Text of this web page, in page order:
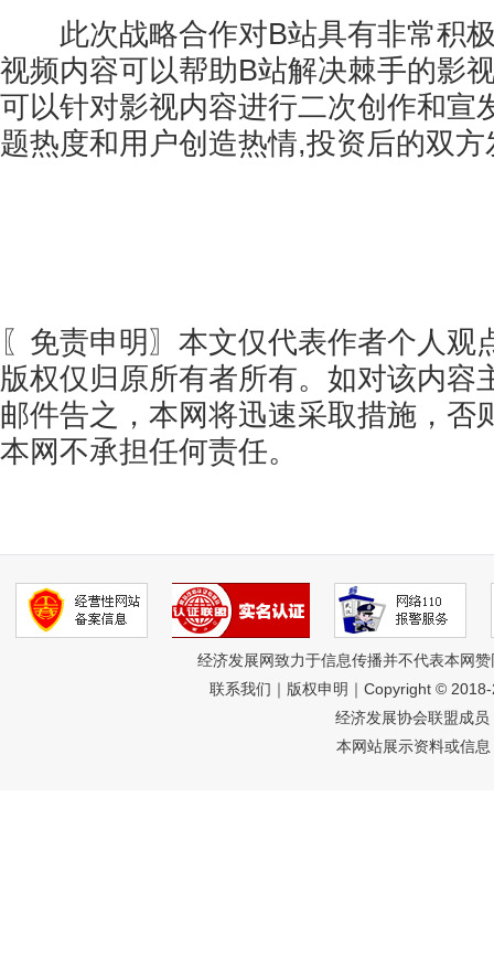
此次战略合作对B站具有非常积极
视频内容可以帮助B站解决棘手的影
可以针对影视内容进行二次创作和宣
题热度和用户创造热情,投资后的双
〖免责申明〗本文仅代表作者个人观
版权仅归原所有者所有。如对该内容
邮件告之，本网将迅速采取措施，否
本网不承担任何责任。
经济发展网致力于信息传播并不代表本网
联系我们 ｜ 版权申明 ｜Copyright ©
经济发展协会联盟成
本网站展示资料或信